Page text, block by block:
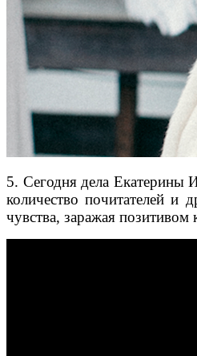
5. Сегодня дела Екатерины
количество почитателей
чувства, заражая